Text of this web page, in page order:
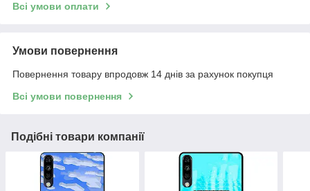
Всі умови оплати
Умови повернення
Повернення товару впродовж 14 днів за рахунок покупця
Всі умови повернення
Подібні товари компанії